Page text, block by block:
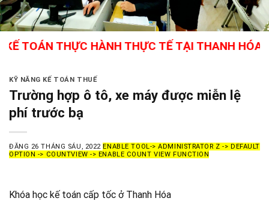
THỰC HÀNH THỰC TẾ TẠI THANH HÓA - GIÁO
KỸ NĂNG KẾ TOÁN THUẾ
Trường hợp ô tô, xe máy được miễn lệ
phí trước bạ
ĐĂNG 26 THÁNG SÁU, 2022 ENABLE TOOL-> ADMINISTRATOR Z -> DEFAULT
OPTION -> COUNTVIEW -> ENABLE COUNT VIEW FUNCTION
Khóa học kế toán cấp tốc ở Thanh Hóa